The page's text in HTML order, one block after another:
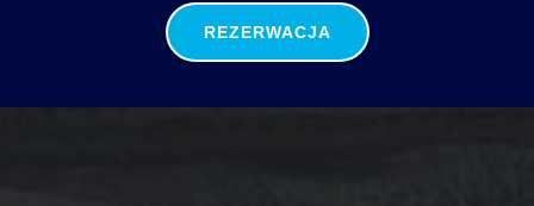
REZERWACJA